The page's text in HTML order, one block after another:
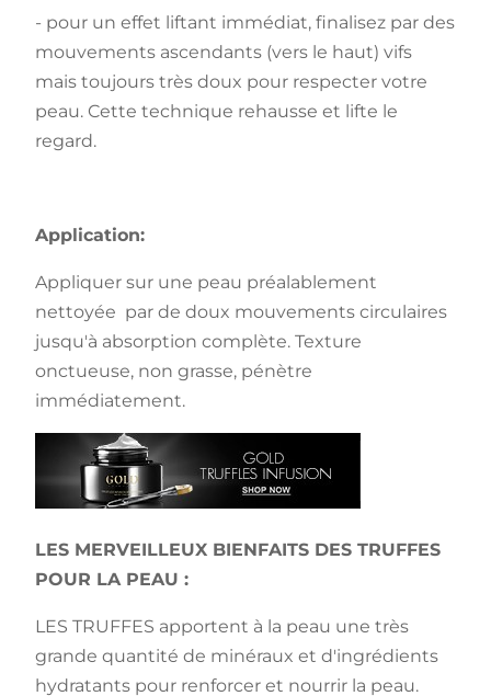
- pour un effet liftant immédiat, finalisez par des
mouvements ascendants (vers le haut) vifs
mais toujours très doux pour respecter votre
peau. Cette technique rehausse et lifte le
regard.
Application:
Appliquer sur une peau préalablement
nettoyée par de doux mouvements circulaires
jusqu'à absorption complète. Texture
onctueuse, non grasse, pénètre
immédiatement.
LES MERVEILLEUX BIENFAITS DES TRUFFES
POUR LA PEAU :
LES TRUFFES apportent à la peau une très
grande quantité de minéraux et d'ingrédients
hydratants pour renforcer et nourrir la peau.